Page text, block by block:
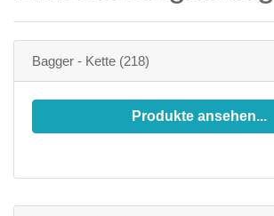
Bagger - Kette (218)
Produkte ansehen...